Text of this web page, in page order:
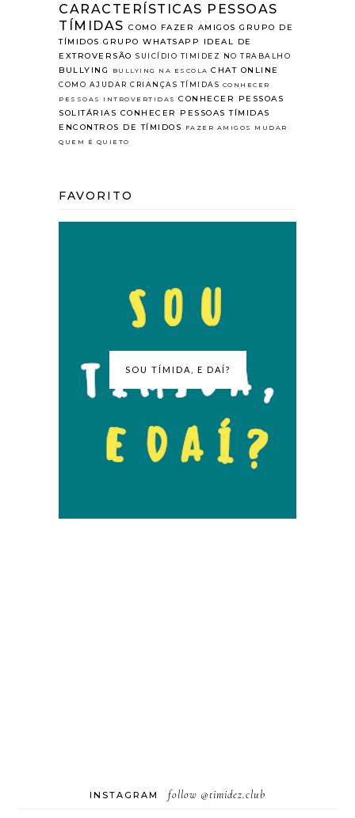
CARACTERÍSTICAS PESSOAS
TÍMIDAS COMO FAZER AMIGOS GRUPO DE
TÍMIDOS GRUPO WHATSAPP
IDEAL DE
EXTROVERSÃO SUICÍDIO TIMIDEZ NO TRABALHO
BULLYING BULLYING NA ESCOLA CHAT ONLINE
COMO AJUDAR CRIANÇAS TÍMIDAS CONHECER
PESSOAS INTROVERTIDAS CONHECER PESSOAS
SOLITÁRIAS CONHECER PESSOAS TÍMIDAS
ENCONTROS DE TÍMIDOS
FAZER AMIGOS
MUDAR
QUEM É QUIETO
FAVORITO
SOU TÍMIDA, E DAÍ?
INSTAGRAM follow @timidez.club